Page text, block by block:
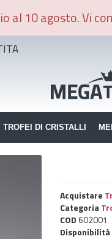
al 10 agosto. Vi
TROFEI DI CRISTALLI
Acquistare
Categoria
COD 602001
Disponibilità